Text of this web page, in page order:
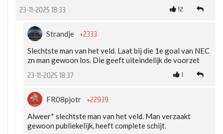
23-11-2025 18:33 12
Strandje +2333
Slechtste man van het veld. Laat bij die 1e goal van NEC
zn man gewoon los. Die geeft uiteindelijk de voorzet
23-11-2025 18:37 1
FR08pjotr +22939
Alweer* slechtste man van het veld. Man verzaakt
gewoon publiekelijk, heeft complete schijt.